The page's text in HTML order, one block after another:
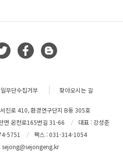
무단수집거부 찾아오시는 길
진로 410, 환경연구단지 B동 305호
면 온천로165번길 31-66
대표 : 강성준
5751
팩스 : 031-314-1054
sejong@sejongeng.kr